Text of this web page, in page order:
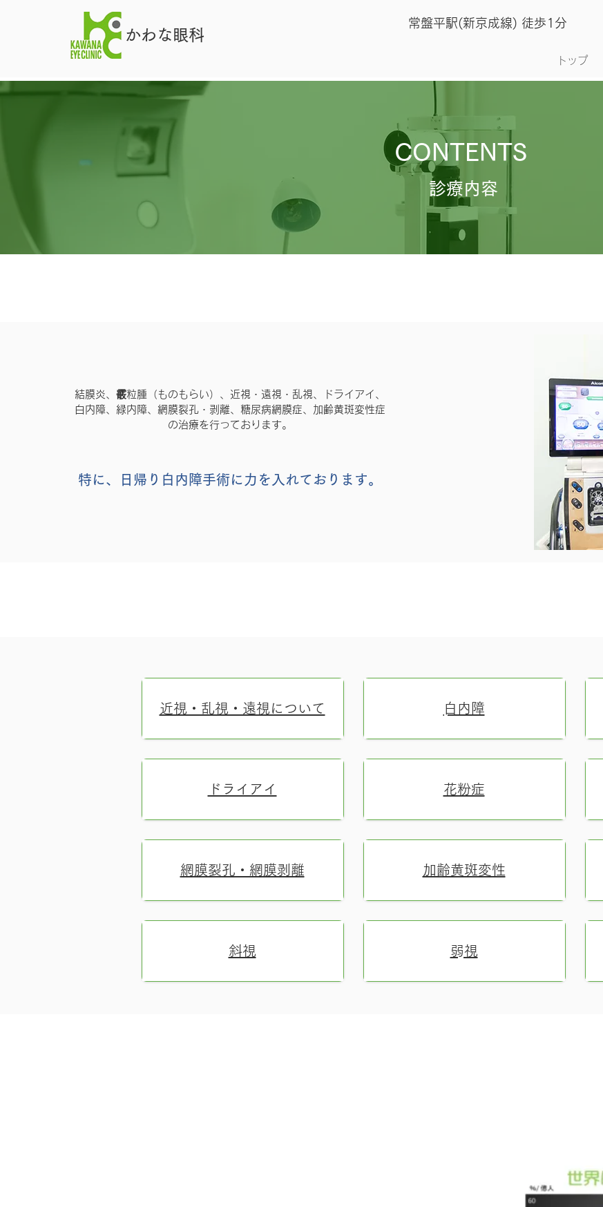
かわな眼科
常盤平駅(新京成線) 徒歩1分
トップ
​CONTENTS
診療内容
結膜炎、霰粒腫（ものもらい）、近視・遠視・乱視、ドライアイ、
白内障、緑内障、網膜裂孔・剥離、糖尿病網膜症、加齢黄斑変性症
の治療を行っております。
特に、日帰り白内障手術に力を入れております。
近視・乱視・遠視について
ドライアイ
網膜裂孔・網膜剥離
斜視
​白内障
花粉症
加齢黄斑変性
​弱視